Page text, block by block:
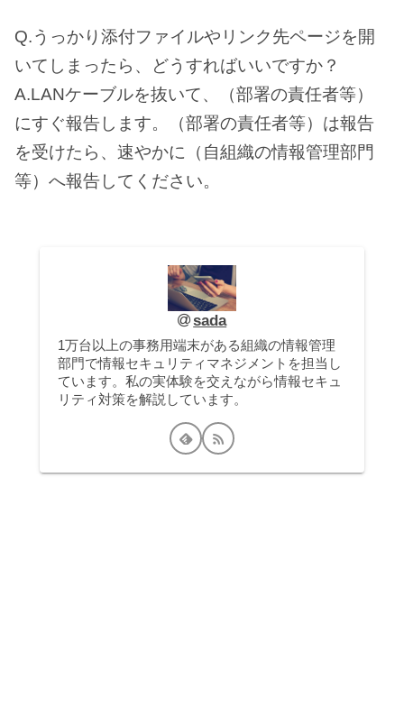
Q.うっかり添付ファイルやリンク先ページを開
いてしまったら、どうすればいいですか？
A.LANケーブルを抜いて、（部署の責任者等）
にすぐ報告します。（部署の責任者等）は報告
を受けたら、速やかに（自組織の情報管理部門
等）へ報告してください。
sada
1万台以上の事務用端末がある組織の情報管理
部門で情報セキュリティマネジメントを担当し
ています。私の実体験を交えながら情報セキュ
リティ対策を解説しています。